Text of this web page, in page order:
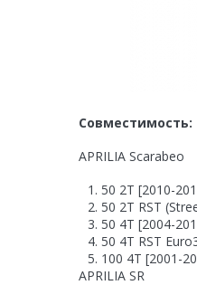
Совместимость:
APRILIA Scarabeo
50 2T [2010-
50 2T RST
50 4T [2004-
50 4T RST
100 4T [2001-
APRILIA SR